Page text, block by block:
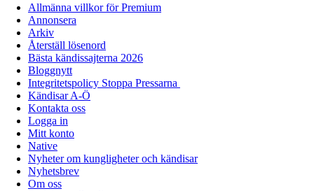
Allmänna villkor för Premium
Annonsera
Arkiv
Återställ lösenord
Bästa kändissajterna 2026
Bloggnytt
Integritetspolicy Stoppa Pressarna
Kändisar A-Ö
Kontakta oss
Logga in
Mitt konto
Native
Nyheter om kungligheter och kändisar
Nyhetsbrev
Om oss